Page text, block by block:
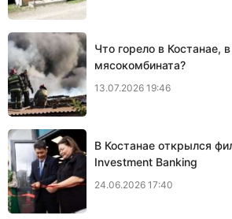
Что горело в Костанае,
мясокомбината?
13.07.2026 19:46
В Костанае открылся
Investment Banking
24.06.2026 17:40